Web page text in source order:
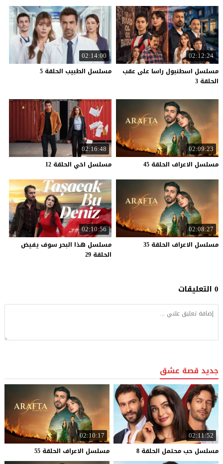
02:12:24
مسلسل اسطنبول راسا على عقب
الحلقة 3
02:14:00
مسلسل الطبيب الحلقة 5
02:09:23
مسلسل الاعراف الحلقة 45
02:16:48
مسلسل اخي الحلقة 12
02:08:27
مسلسل الاعراف الحلقة 35
02:10:56
مسلسل هذا البحر سوف يفيض
الحلقة 29
0 التعليقات
جديد قصة عشق
02:11:52
مسلسل حب محتمل الحلقة 8
02:10:17
مسلسل الاعراف الحلقة 55